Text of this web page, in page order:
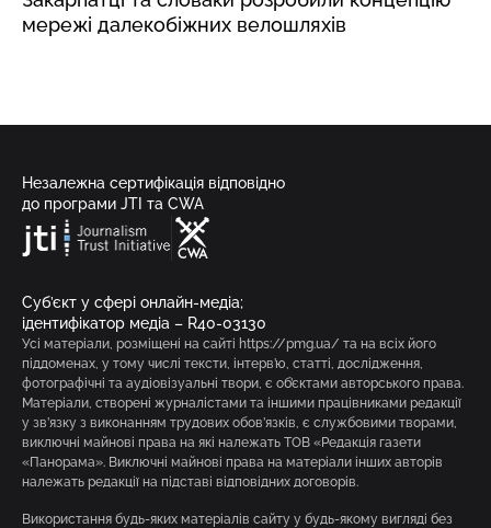
мережі далекобіжних велошляхів
Незалежна сертифікація відповідно
до програми JTI та CWA
Суб’єкт у сфері онлайн-медіа;
ідентифікатор медіа – R40-03130
Усі матеріали, розміщені на сайті https://pmg.ua/ та на всіх його
піддоменах, у тому числі тексти, інтерв’ю, статті, дослідження,
фотографічні та аудіовізуальні твори, є об’єктами авторського права.
Матеріали, створені журналістами та іншими працівниками редакції
у зв’язку з виконанням трудових обов’язків, є службовими творами,
виключні майнові права на які належать ТОВ «Редакція газети
«Панорама». Виключні майнові права на матеріали інших авторів
належать редакції на підставі відповідних договорів.
Використання будь-яких матеріалів сайту у будь-якому вигляді без